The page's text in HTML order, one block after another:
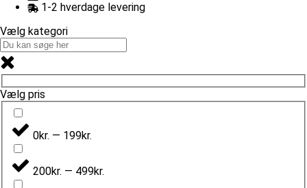
1-2 hverdage levering
Vælg kategori
Vælg pris
0kr. — 199kr.
200kr. — 499kr.